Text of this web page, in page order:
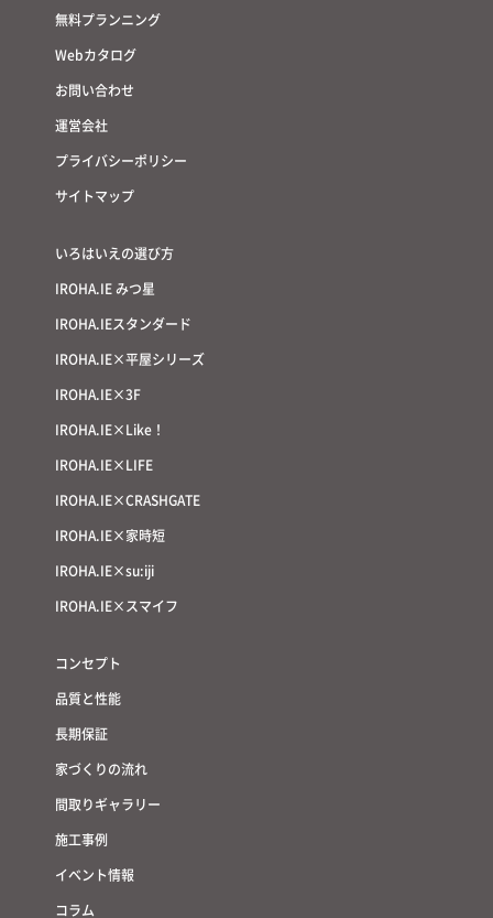
無料プランニング
Webカタログ
お問い合わせ
運営会社
プライバシーポリシー
サイトマップ
いろはいえの選び方
IROHA.IE みつ星
IROHA.IEスタンダード
IROHA.IE×平屋シリーズ
IROHA.IE×3F
IROHA.IE×Like！
IROHA.IE×LIFE
IROHA.IE×CRASHGATE
IROHA.IE×家時短
IROHA.IE×su:iji
IROHA.IE×スマイフ
コンセプト
品質と性能
長期保証
家づくりの流れ
間取りギャラリー
施工事例
イベント情報
コラム